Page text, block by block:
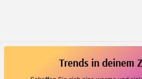
Trends in deinem